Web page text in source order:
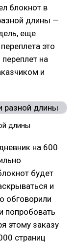
блокнот в
длины —
еще
это
на
и
длины
на 600
будет
и
обговорили
попробовать
этому заказу
страниц